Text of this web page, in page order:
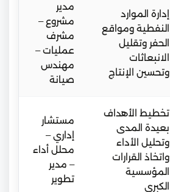
إدارة الموارد
النفطية ومواقع
الحفر وتقليل
الانبعاثات
وتحسين الإنتاج
مدير
مشروع –
مشرف
عمليات –
مهندس
صيانة
تخطيط الأهداف
بعيدة المدى
وتحليل الأداء
واتخاذ القرارات
المؤسسية
الكبرى
مستشار
إداري –
محلل أداء
– مدير
تطوير